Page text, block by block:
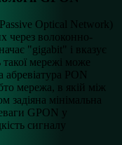
Optical Network)
через волоконно-
"gigabit" і вказує
такої мережі може
PON
мережа, в якій між
задіяна мінімальна
GPON у
сигналу